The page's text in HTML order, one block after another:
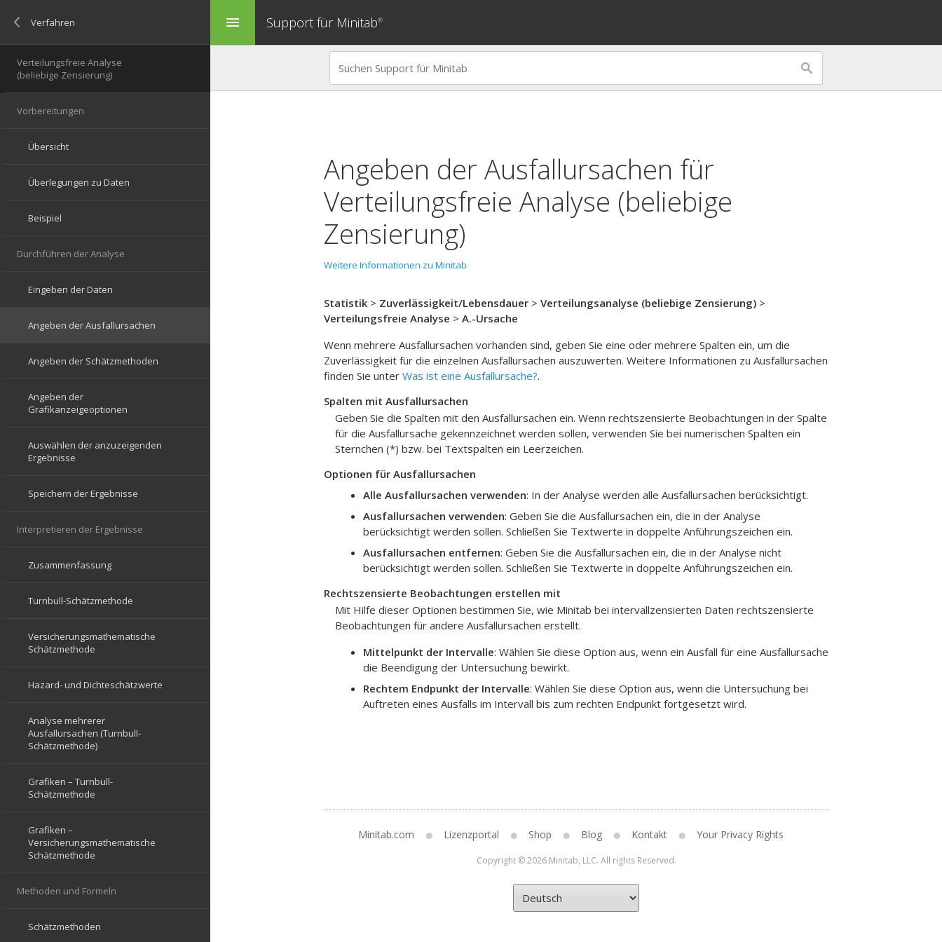
menu Support für Minitab®
Angeben der Ausfallursachen für
Verteilungsfreie Analyse (beliebige
Zensierung)
Weitere Informationen zu Minitab
Statistik > Zuverlässigkeit/Lebensdauer > Verteilungsanalyse (beliebige Zensierung) >
Verteilungsfreie Analyse > A.-Ursache
Wenn mehrere Ausfallursachen vorhanden sind, geben Sie eine oder mehrere Spalten ein, um die
Zuverlässigkeit für die einzelnen Ausfallursachen auszuwerten. Weitere Informationen zu Ausfallursachen
finden Sie unter Was ist eine Ausfallursache?.
Spalten mit Ausfallursachen
Geben Sie die Spalten mit den Ausfallursachen ein. Wenn rechtszensierte Beobachtungen in der Spalte
für die Ausfallursache gekennzeichnet werden sollen, verwenden Sie bei numerischen Spalten ein
Sternchen (*) bzw. bei Textspalten ein Leerzeichen.
Optionen für Ausfallursachen
Alle Ausfallursachen verwenden: In der Analyse werden alle Ausfallursachen berücksichtigt.
Ausfallursachen verwenden: Geben Sie die Ausfallursachen ein, die in der Analyse
berücksichtigt werden sollen. Schließen Sie Textwerte in doppelte Anführungszeichen ein.
Ausfallursachen entfernen: Geben Sie die Ausfallursachen ein, die in der Analyse nicht
berücksichtigt werden sollen. Schließen Sie Textwerte in doppelte Anführungszeichen ein.
Rechtszensierte Beobachtungen erstellen mit
Mit Hilfe dieser Optionen bestimmen Sie, wie Minitab bei intervallzensierten Daten rechtszensierte
Beobachtungen für andere Ausfallursachen erstellt.
Mittelpunkt der Intervalle: Wählen Sie diese Option aus, wenn ein Ausfall für eine Ausfallursache
die Beendigung der Untersuchung bewirkt.
Rechtem Endpunkt der Intervalle: Wählen Sie diese Option aus, wenn die Untersuchung bei
Auftreten eines Ausfalls im Intervall bis zum rechten Endpunkt fortgesetzt wird.
Minitab.com Lizenzportal Shop Blog Kontakt Your Privacy Rights
Copyright © 2026 Minitab, LLC. All rights Reserved.